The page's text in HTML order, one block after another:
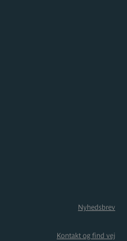
Nyhedsbrev
Kontakt og find vej